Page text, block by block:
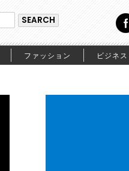
ファッション ビジネス